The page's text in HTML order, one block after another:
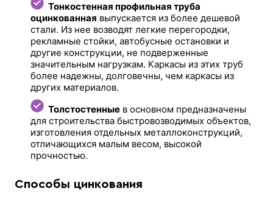
Тонкостенная профильная труба
оцинкованная выпускается из более дешевой
стали. Из нее возводят легкие перегородки,
рекламные стойки, автобусные остановки и
другие конструкции, не подверженные
значительным нагрузкам. Каркасы из этих труб
более надежны, долговечны, чем каркасы из
других материалов.
Толстостенные в основном предназначены
для строительства быстровозводимых объектов,
изготовления отдельных металлоконструкций,
отличающихся малым весом, высокой
прочностью.
Способы цинкования